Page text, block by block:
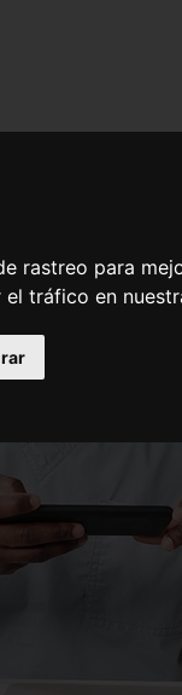
rastreo para
tráfico en
Especialización en